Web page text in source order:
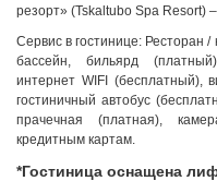
резорт» (Tskaltubo Spa Resort)
Сервис в гостинице: Ресторан
бассейн, бильярд
интернет WIFI (бесплатный),
гостиничный автобус
прачечная (платная),
кредитным картам.
*Гостиница оснащена